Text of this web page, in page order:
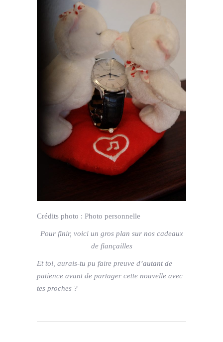
Crédits photo : Photo personnelle
Pour finir, voici un gros plan sur nos cadeaux
de fiançailles
Et toi, aurais-tu pu faire preuve d’autant de
patience avant de partager cette nouvelle avec
tes proches ?